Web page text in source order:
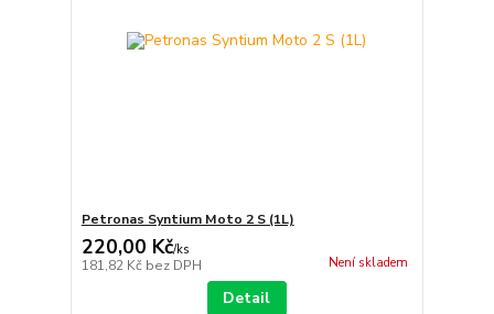
Petronas Syntium Moto 2 S (1L)
220,00 Kč/ks
181,82 Kč bez DPH Není skladem
Detail